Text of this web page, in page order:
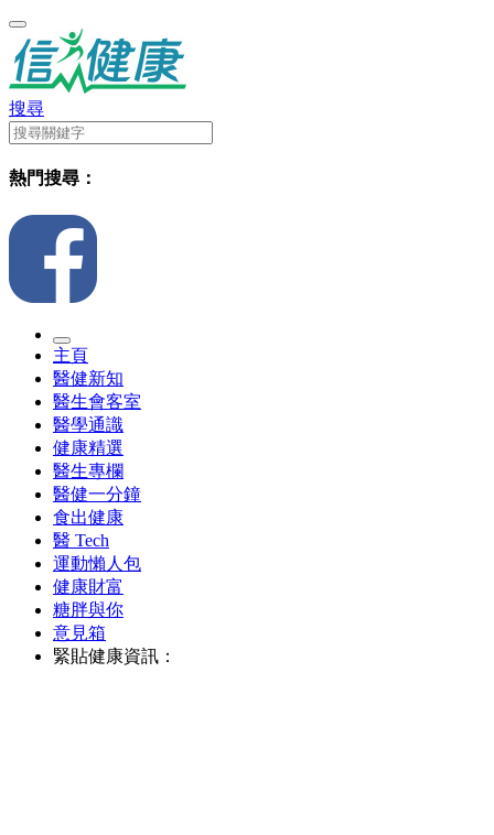
搜尋
熱門搜尋：
主頁
醫健新知
醫生會客室
醫學通識
健康精選
醫生專欄
醫健一分鐘
食出健康
醫 Tech
運動懶人包
健康財富
糖胖與你
意見箱
緊貼健康資訊：